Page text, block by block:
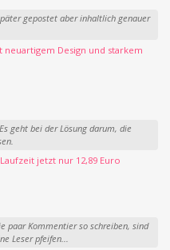
gepostet aber inhaltlich genauer
Design und starkem
geht bei der Lösung darum, die
jetzt nur 12,89 Euro
paar Kommentier so schreiben, sind
Leser pfeifen...